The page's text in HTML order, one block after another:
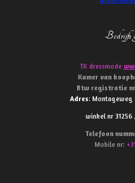
Bedrijfs
TK dressmode
Kamer van
Btw registratie
Adres: Montageweg
winkel nr 31256
Telefoon
Mobile nr: